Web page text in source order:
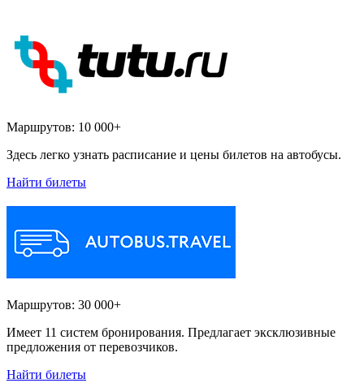
Маршрутов: 10 000+
Здесь легко узнать расписание и цены билетов на автобусы.
Найти билеты
Маршрутов: 30 000+
Имеет 11 систем бронирования. Предлагает эксклюзивные
предложения от перевозчиков.
Найти билеты